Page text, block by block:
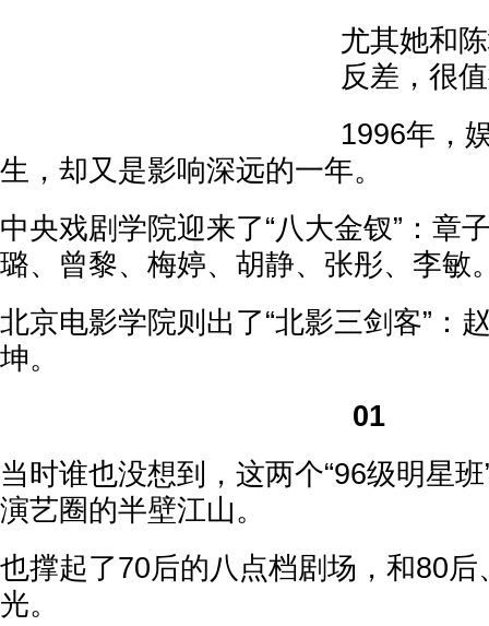
尤其她和
反差，很
1996年，
生，却又是影响深远的一年。
中央戏剧学院迎来了“八大金钗”：章
璐、曾黎、梅婷、胡静、张彤、李敏
北京电影学院则出了“北影三剑客”：
坤。
01
当时谁也没想到，这两个“96级明星
演艺圈的半壁江山。
也撑起了70后的八点档剧场，和80后
光。